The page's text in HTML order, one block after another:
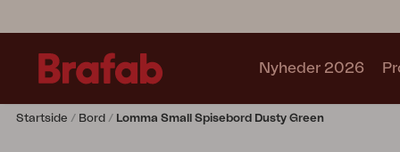
Nyheder 2026
Startside Bord Lomma Small Spisebord Dusty Green